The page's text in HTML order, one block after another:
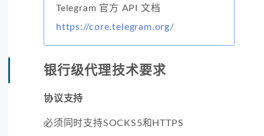
Telegram 官方 API 文档
https://core.telegram.org/
银行级代理技术要求
协议支持
必须同时支持SOCKS5和HTTPS